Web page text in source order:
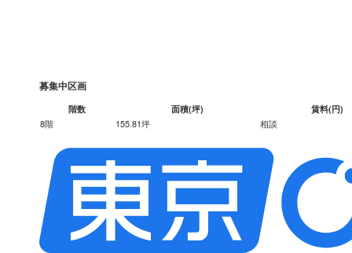
募集中区画
階数 面積(坪) 賃料(円)
8階 155.81坪 相談